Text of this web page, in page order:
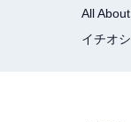
All About
イチオシ